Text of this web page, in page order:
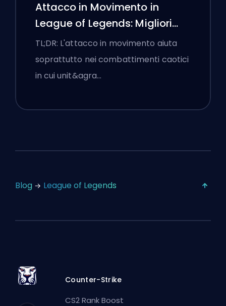
Attacco in Movimento in
League of Legends: Migliori
Impostazioni
TL;DR: L'attacco in movimento aiuta
soprattutto nei combattimenti caotici
in cui unit&agra…
Blog League of Legends
Counter-Strike
CS2 Rank Boost